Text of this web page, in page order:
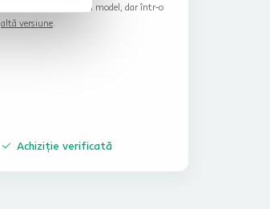
Recenzie pentru același model, dar într-o
altă versiune.
Achiziție verificată